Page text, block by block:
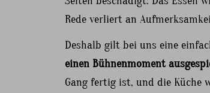
Rede verliert an
Deshalb gilt bei uns eine
einen Bühnenmoment
Gang fertig ist, und die Küche